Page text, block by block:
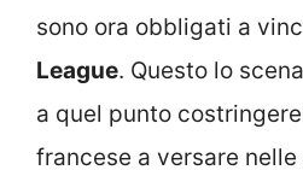
sono ora obbligati a
League. Questo lo
a quel punto
francese a versare nelle